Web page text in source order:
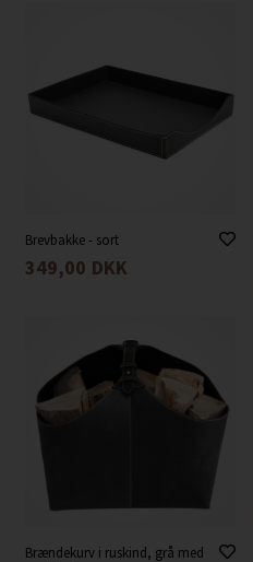
Brevbakke - sort
349,00 DKK
Brændekurv i ruskind, grå med